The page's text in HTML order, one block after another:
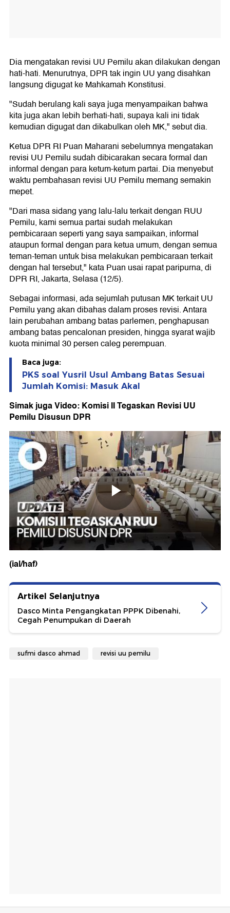
Dia mengatakan revisi UU Pemilu akan dilakukan dengan
hati-hati. Menurutnya, DPR tak ingin UU yang disahkan
langsung digugat ke Mahkamah Konstitusi.
"Sudah berulang kali saya juga menyampaikan bahwa
kita juga akan lebih berhati-hati, supaya kali ini tidak
kemudian digugat dan dikabulkan oleh MK," sebut dia.
Ketua DPR RI Puan Maharani sebelumnya mengatakan
revisi UU Pemilu sudah dibicarakan secara formal dan
informal dengan para ketum-ketum partai. Dia menyebut
waktu pembahasan revisi UU Pemilu memang semakin
mepet.
"Dari masa sidang yang lalu-lalu terkait dengan RUU
Pemilu, kami semua partai sudah melakukan
pembicaraan seperti yang saya sampaikan, informal
ataupun formal dengan para ketua umum, dengan semua
teman-teman untuk bisa melakukan pembicaraan terkait
dengan hal tersebut," kata Puan usai rapat paripurna, di
DPR RI, Jakarta, Selasa (12/5).
Sebagai informasi, ada sejumlah putusan MK terkait UU
Pemilu yang akan dibahas dalam proses revisi. Antara
lain perubahan ambang batas parlemen, penghapusan
ambang batas pencalonan presiden, hingga syarat wajib
kuota minimal 30 persen caleg perempuan.
Baca juga:
PKS soal Yusril Usul Ambang Batas Sesuai
Jumlah Komisi: Masuk Akal
Simak juga Video: Komisi II Tegaskan Revisi UU
Pemilu Disusun DPR
(ial/haf)
Artikel Selanjutnya
Dasco Minta Pengangkatan PPPK Dibenahi,
Cegah Penumpukan di Daerah
sufmi dasco ahmad revisi uu pemilu